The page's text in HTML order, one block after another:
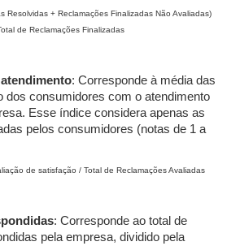
Resolvidas + Reclamações Finalizadas Não Avaliadas)
de Reclamações Finalizadas
: Corresponde à média das
dos consumidores com o atendimento
Esse índice considera apenas as
pelos consumidores (notas de 1 a
de satisfação / Total de Reclamações Avaliadas
: Corresponde ao total de
pela empresa, dividido pela